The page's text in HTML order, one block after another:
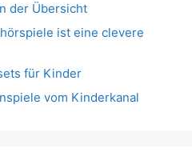
der Übersicht
ist eine clevere
für Kinder
vom Kinderkanal